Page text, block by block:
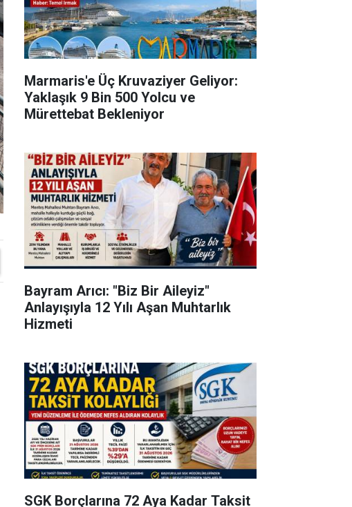
Marmaris'e Üç Kruvaziyer Geliyor:
Yaklaşık 9 Bin 500 Yolcu ve
Mürettebat Bekleniyor
Bayram Arıcı: "Biz Bir Aileyiz"
Anlayışıyla 12 Yılı Aşan Muhtarlık
Hizmeti
SGK Borçlarına 72 Aya Kadar Taksit